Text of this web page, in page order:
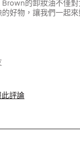
的卸妝油不僅
好物，讓我們一起
性肌膚
評論